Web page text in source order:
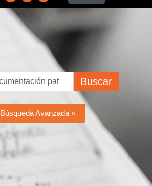
Buscar
Búsqueda Avanzada »